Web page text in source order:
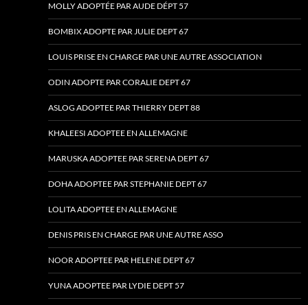
MOLLY ADOPTÉE PAR AUDE DÉPT 57
BOMBIX ADOPTE PAR JULIE DEPT 67
LOUIS PRISE EN CHARGE PAR UNE AUTRE ASSOCIATION
ODIN ADOPTE PAR CORALIE DEPT 67
ASLOG ADOPTEE PAR THIERRY DEPT 88
KHALEESI ADOPTEE EN ALLEMAGNE
MARUSKA ADOPTEE PAR SERENA DEPT 67
DOHA ADOPTEE PAR STEPHANIE DEPT 67
LOLITA ADOPTEE EN ALLEMAGNE
DENIS PRIS EN CHARGE PAR UNE AUTRE ASSO
NOOR ADOPTEE PAR HELENE DEPT 67
YUNA ADOPTEE PAR LYDIE DEPT 57